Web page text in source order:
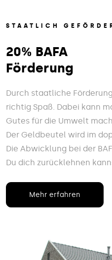
STAATLICH
20% BAFA
Förderung
Durch staatliche
richtig Spaß. Dabei kann
Gutes für die Umwelt
Der Geldbeutel wird im
Die Abwicklung bei der
Du dich zurücklehnen
Mehr erfahren